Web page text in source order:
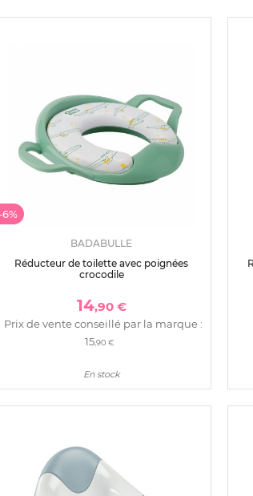
6%
BADABULLE
Réducteur de toilette avec poignées
crocodile
14,90 €
Prix de vente conseillé par la marque :
15,90 €
En stock